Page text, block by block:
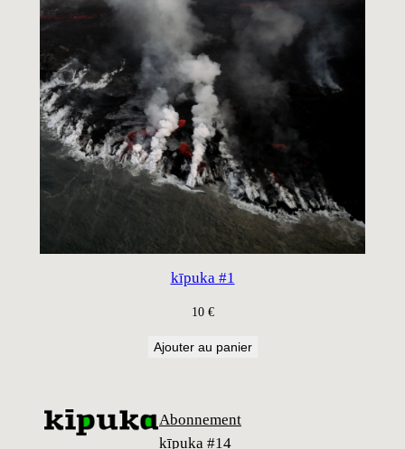
kīpuka #1
10 €
Ajouter au panier
Abonnement
kīpuka #14